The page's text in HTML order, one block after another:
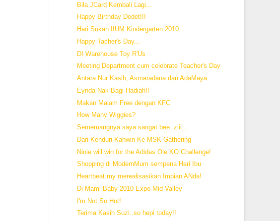
Bila JCard Kembali Lagi...
Happy Birthday Dedet!!!
Hari Sukan IIUM Kindergarten 2010
Happy Tacher's Day...
DI Warehouse Toy R'Us
Meeting Department cum celebrate Teacher's Day
Antara Nur Kasih, Asmaradana dan AdaMaya
Eynda Nak Bagi Hadiah!!
Makan Malam Free dengan KFC
How Many Wiggies?
Sememangnya saya sangat bee..ziii...
Dari Kenduri Kahwin Ke MSK Gathering
Ninie will win for the Adidas Ole KO Challenge!
Shopping di ModernMum sempena Hari Ibu
Heartbeat.my merealisasikan Impian ANda!
Di Mami Baby 2010 Expo Mid Valley
I'm Not So Hot!
Terima Kasih Suzi..so hepi today!!